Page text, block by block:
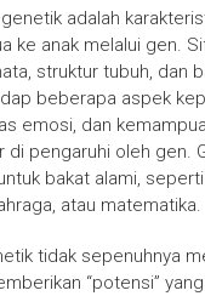
adalah
ke anak melalui gen.
struktur tubuh, dan
beberapa aspek
emosi, dan
di pengaruhi oleh gen.
bakat alami,
atau matematika.
tidak sepenuhnya
“potensi”